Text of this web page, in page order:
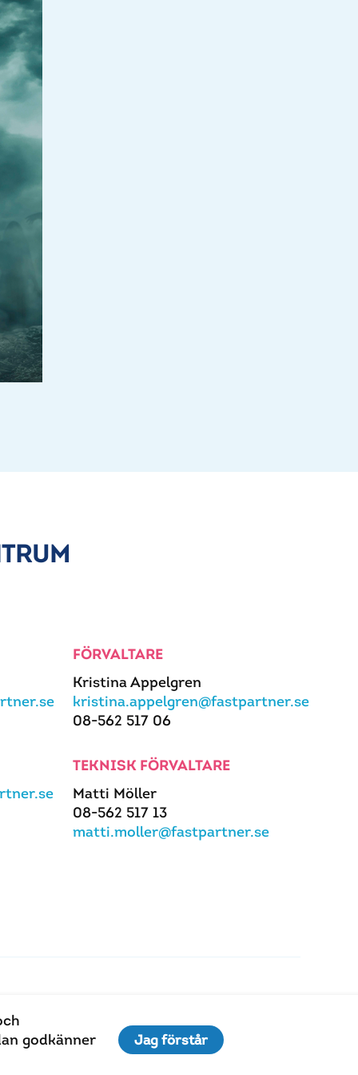
FÖRVALTARE
Kristina Appelgren
kristina.appelgren@fastpartner.se
08-562 517 06
TEKNISK FÖRVALTARE
Matti Möller
08-562 517 13
matti.moller@fastpartner.se
godkänner
Jag förstår